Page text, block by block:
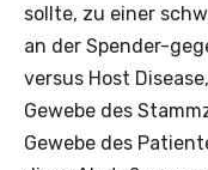
sollte, zu einer
an der Spender-
versus Host
Gewebe des
Gewebe des